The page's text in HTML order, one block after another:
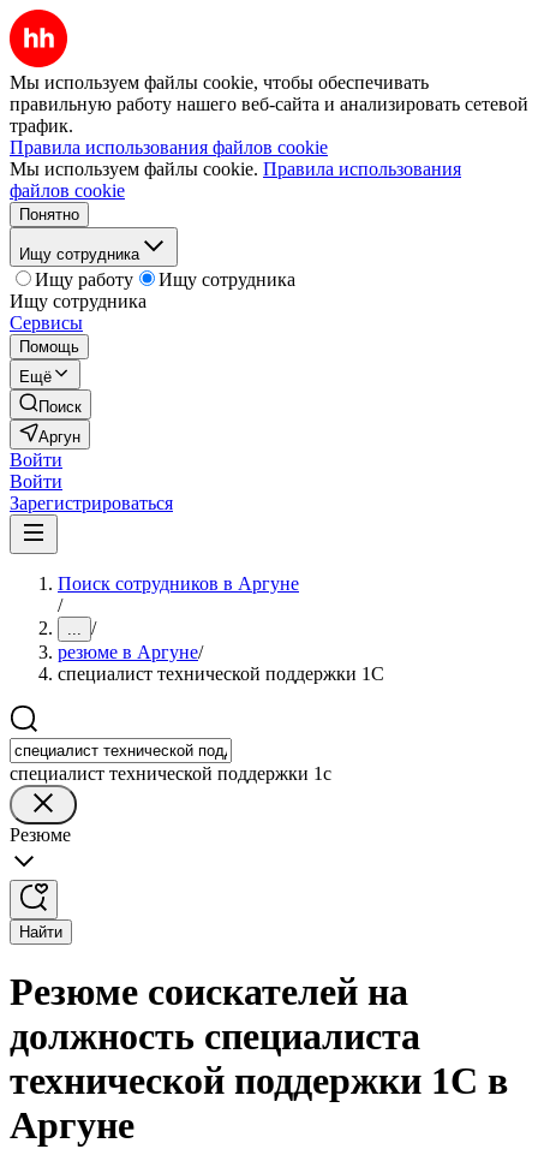
Мы используем файлы cookie, чтобы обеспечивать
правильную работу нашего веб-сайта и анализировать сетевой
трафик.
Правила использования файлов cookie
Мы используем файлы cookie. Правила использования
файлов cookie
Понятно
Ищу сотрудника
Ищу работу
Ищу сотрудника
Ищу сотрудника
Сервисы
Помощь
Ещё
Поиск
Аргун
Войти
Войти
Зарегистрироваться
Поиск сотрудников в Аргуне
/
... /
резюме в Аргуне/
специалист технической поддержки 1С
специалист технической поддержки 1с
Резюме
Найти
Резюме соискателей на
должность специалиста
технической поддержки 1С в
Аргуне